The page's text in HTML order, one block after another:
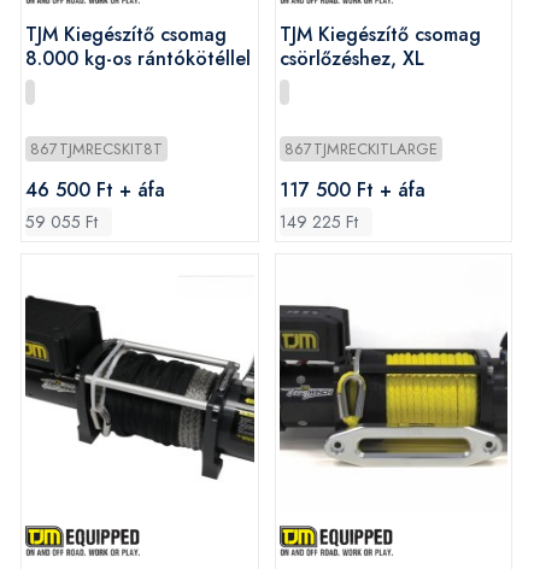
TJM Kiegészítő csomag
8.000 kg-os rántókötéllel
867TJMRECSKIT8T
46 500 Ft + áfa
59 055 Ft
TJM Kiegészítő csomag
csörlőzéshez, XL
867TJMRECKITLARGE
117 500 Ft + áfa
149 225 Ft